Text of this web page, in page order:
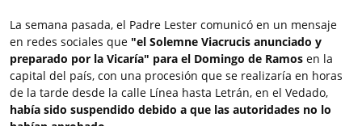
La semana pasada, el Padre Lester comunicó en un mensaje
en redes sociales que "el Solemne Viacrucis anunciado y
preparado por la Vicaría" para el Domingo de Ramos en la
capital del país, con una procesión que se realizaría en horas
de la tarde desde la calle Línea hasta Letrán, en el Vedado,
había sido suspendido debido a que las autoridades no lo